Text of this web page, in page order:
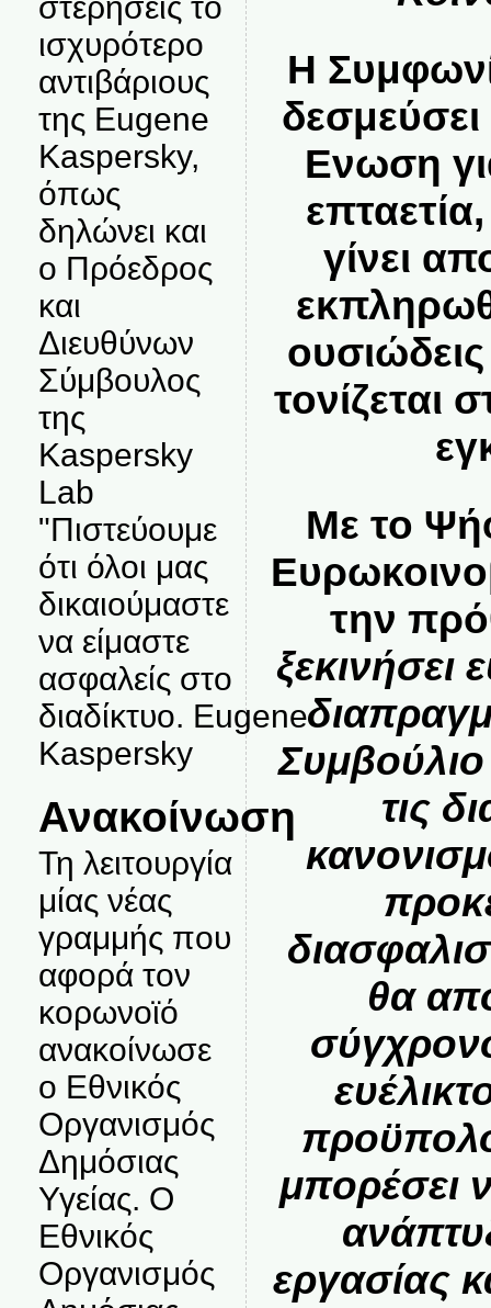
ισχυρότερο
αντιβάριους
της Eugene
Kaspersky,
όπως
δηλώνει και
ο Πρόεδρος
και
Διευθύνων
Σύμβουλος
της
Kaspersky
Lab
"Πιστεύουμε
ότι όλοι μας
δικαιούμαστε
να είμαστε
ασφαλείς στο
διαδίκτυο. Eugene
Kaspersky
Ανακοίνωση
Τη λειτουργία
μίας νέας
γραμμής που
αφορά τον
κορωνοϊό
ανακοίνωσε
ο Εθνικός
Οργανισμός
Δημόσιας
Υγείας. Ο
Εθνικός
Οργανισμός
Η
Ενωση
γίνει
τονίζεται
Με το
την
ξεκινήσει
Συμβούλιο
τις
θα
μπορέσει
εργασίας